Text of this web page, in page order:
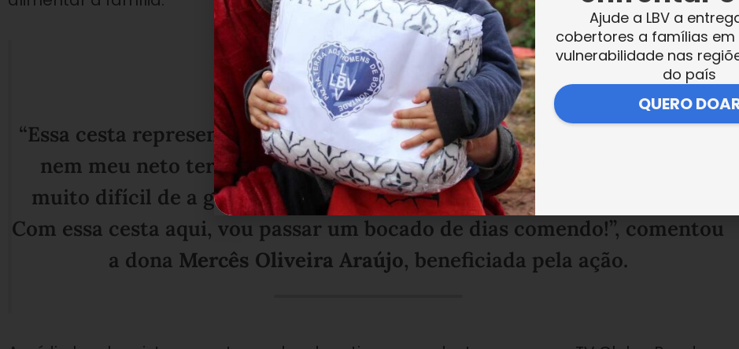
“Essa cesta representa muita coisa para mim. Se não fosse ela, nem eu e
nem meu neto teríamos o que comer. Trabalho como diarista e está
muito difícil de a gente sobreviver. Estou muito feliz, muito obrigada!
Com essa cesta aqui, vou passar um bocado de dias comendo!”, comentou
a dona Mercês Oliveira Araújo, beneficiada pela ação.
Ajude a LBV a
cobertores a famílias
vulnerabilidade nas
do país
QUERO